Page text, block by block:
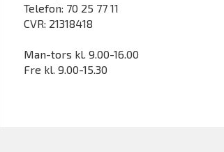
Telefon: 70 25 77 11
CVR: 21318418
Man-tors kl. 9.00-16.00
Fre kl. 9.00-15.30